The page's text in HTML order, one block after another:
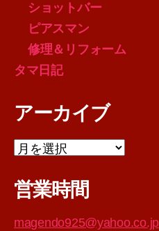
ショットバー
ピアスマン
修理＆リフォーム
タマ日記
アーカイブ
ア
イ
営業時間
magendo925@yahoo.co.jp